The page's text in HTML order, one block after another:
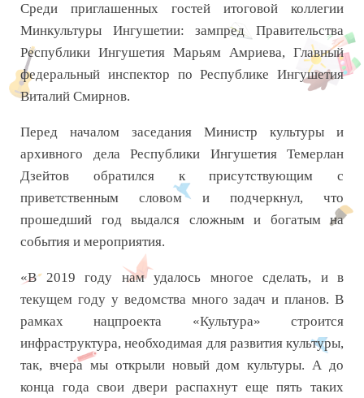
Среди приглашенных гостей итоговой коллегии
Минкультуры Ингушетии: зампред Правительства
Республики Ингушетия Марьям Амриева, Главный
федеральный инспектор по Республике Ингушетия
Виталий Смирнов.
Перед началом заседания Министр культуры и
архивного дела Республики Ингушетия Темерлан
Дзейтов обратился к присутствующим с
приветственным словом и подчеркнул, что
прошедший год выдался сложным и богатым на
события и мероприятия.
«В 2019 году нам удалось многое сделать, и в
текущем году у ведомства много задач и планов. В
рамках нацпроекта «Культура» строится
инфраструктура, необходимая для развития культуры,
так, вчера мы открыли новый дом культуры. А до
конца года свои двери распахнут еще пять таких